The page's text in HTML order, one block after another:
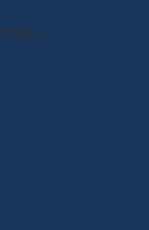
！
目5-1